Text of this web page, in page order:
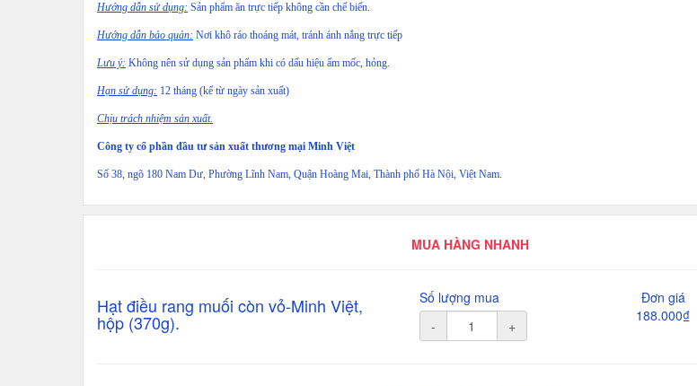
Hướng dẫn sử dụng: Sản phẩm ăn trực tiếp không cần chế biến.
Hướng dẫn bảo quản: Nơi khô ráo thoáng mát, tránh ánh nắng trực tiếp
Lưu ý: Không nên sử dụng sản phẩm khi có dấu hiệu ẩm mốc, hỏng.
Hạn sử dụng: 12 tháng (kể từ ngày sản xuất)
Chịu trách nhiệm sản xuất.
Công ty cổ phần đầu tư sản xuất thương mại Minh Việt
Số 38, ngõ 180 Nam Dư, Phường Lĩnh Nam, Quận Hoàng Mai, Thành phố Hà Nội, Việt Nam.
MUA HÀNG NHANH
Hạt điều rang muối còn vỏ-Minh Việt,
hộp (370g).
Số lượng mua
-
+
Đơn giá
188.000₫